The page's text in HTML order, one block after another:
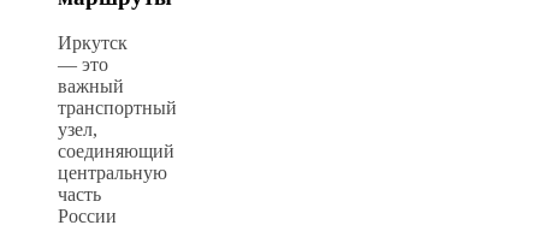
Иркутск
— это
важный
транспортный
узел,
соединяющий
центральную
часть
России